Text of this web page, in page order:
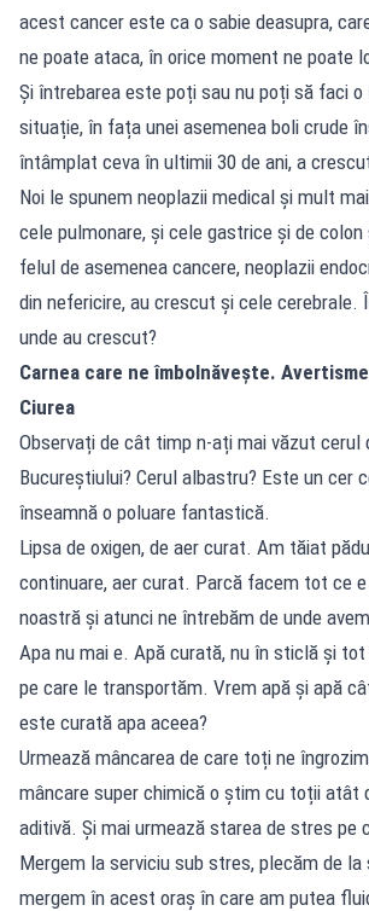
acest cancer este ca o sabie deasupra,
ne poate ataca, în orice moment ne poate
Și întrebarea este poți sau nu poți să faci
situație, în fața unei asemenea boli crude
întâmplat ceva în ultimii 30 de ani, a
Noi le spunem neoplazii medical și mult
cele pulmonare, și cele gastrice și de
felul de asemenea cancere, neoplazii
din nefericire, au crescut și cele cerebrale.
unde au crescut?
Carnea care ne îmbolnăvește.
Ciurea
Observați de cât timp n-ați mai văzut cerul
Bucureștiului? Cerul albastru? Este un cer
înseamnă o poluare fantastică.
Lipsa de oxigen, de aer curat. Am tăiat
continuare, aer curat. Parcă facem tot ce
noastră și atunci ne întrebăm de unde
Apa nu mai e. Apă curată, nu în sticlă și
pe care le transportăm. Vrem apă și apă
este curată apa aceea?
Urmează mâncarea de care toți ne
mâncare super chimică o știm cu toții atât
aditivă. Și mai urmează starea de stres pe
Mergem la serviciu sub stres, plecăm de
mergem în acest oraș în care am putea